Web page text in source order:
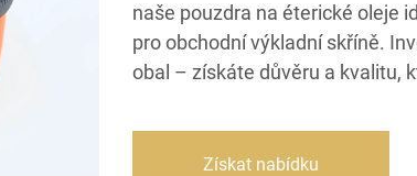
naše pouzdra na éterické oleje
pro obchodní výkladní skříně.
obal – získáte důvěru a kvalitu,
Získat nabídku